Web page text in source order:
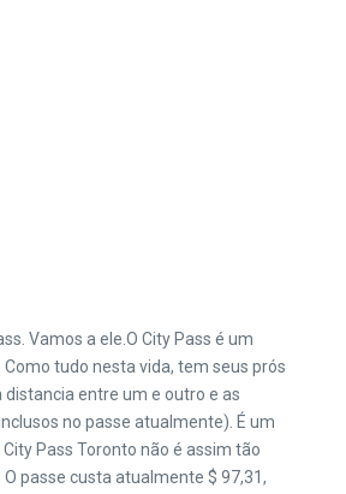
Vamos a ele. O City Pass é um
tudo nesta vida, tem seus prós
entre um e outro e as
no passe atualmente). É um
Pass Toronto não é assim tão
passe custa atualmente $ 97,31,